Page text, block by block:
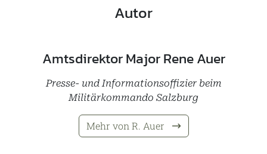
Autor
Amtsdirektor Major Rene Auer
Presse- und Informationsoffizier beim
Militärkommando Salzburg
Mehr von R. Auer